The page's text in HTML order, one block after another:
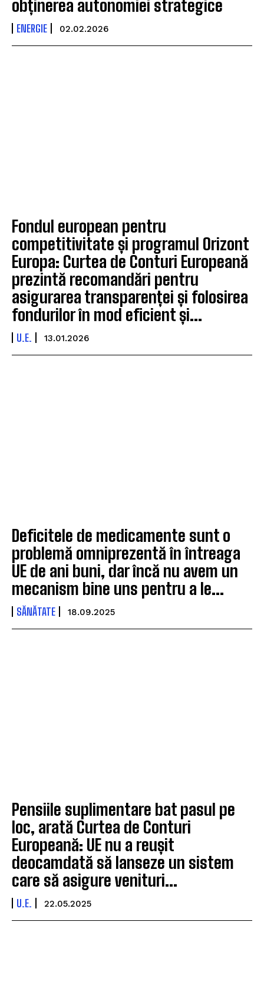
obținerea autonomiei strategice
ENERGIE 02.02.2026
Fondul european pentru
competitivitate și programul Orizont
Europa: Curtea de Conturi Europeană
prezintă recomandări pentru
asigurarea transparenței și folosirea
fondurilor în mod eficient și...
U.E. 13.01.2026
Deficitele de medicamente sunt o
problemă omniprezentă în întreaga
UE de ani buni, dar încă nu avem un
mecanism bine uns pentru a le...
SĂNĂTATE 18.09.2025
Pensiile suplimentare bat pasul pe
loc, arată Curtea de Conturi
Europeană: UE nu a reușit
deocamdată să lanseze un sistem
care să asigure venituri...
U.E. 22.05.2025